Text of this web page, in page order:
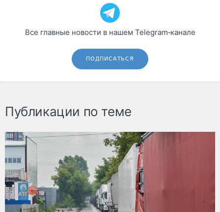
Все главные новости в нашем Telegram‑канале
ПОДПИСАТЬСЯ
Публикации по теме